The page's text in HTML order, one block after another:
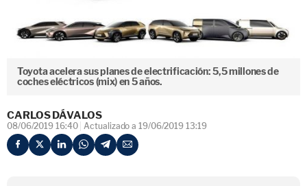
Toyota acelera sus planes de electrificación: 5,5 millones de
coches eléctricos (mix) en 5 años.
CARLOS DÁVALOS
08/06/2019 16:40 Actualizado a 19/06/2019 13:19